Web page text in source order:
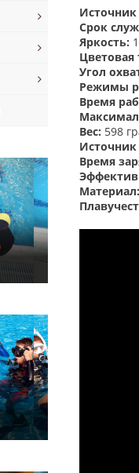
Источник
Срок
Яркость:
Цветовая
Угол
Режимы
Время
Вес: 598
Время
Материал: